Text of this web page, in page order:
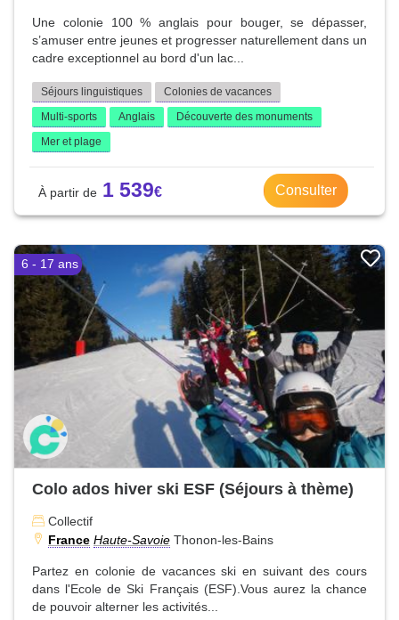
Une colonie 100 % anglais pour bouger, se dépasser,
s’amuser entre jeunes et progresser naturellement dans un
cadre exceptionnel au bord d'un lac...
Séjours linguistiques
Colonies de vacances
Multi-sports
Anglais
Découverte des monuments
Mer et plage
1 539 Consulter
6 - 17 ans
Colo ados hiver ski ESF (Séjours à thème)
Collectif
France Haute-Savoie Thonon-les-Bains
Partez en colonie de vacances ski en suivant des cours
dans l'Ecole de Ski Français (ESF).Vous aurez la chance
de pouvoir alterner les activités...